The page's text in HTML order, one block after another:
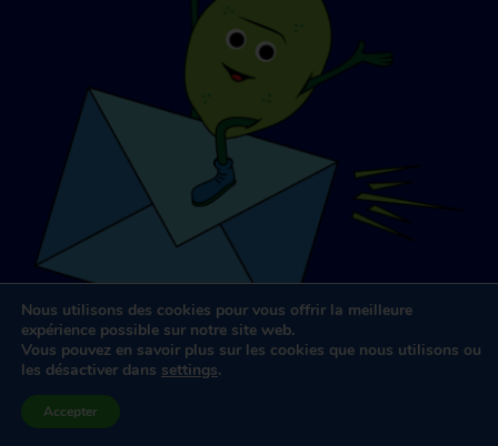
Associés
Nous utilisons des cookies pour vous offrir la meilleure
expérience possible sur notre site web.
Vous pouvez en savoir plus sur les cookies que nous utilisons ou
les désactiver dans settings.
Accepter